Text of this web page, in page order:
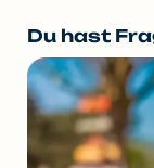
Du hast